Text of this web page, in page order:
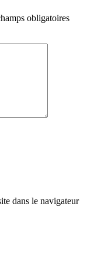
obligatoires
dans le navigateur